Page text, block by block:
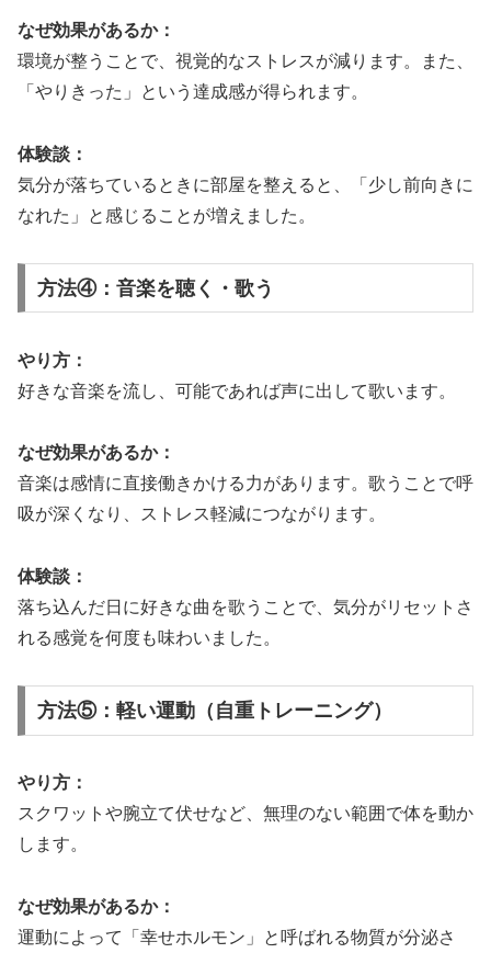
なぜ効果があるか：
環境が整うことで、視覚的なストレスが減ります。また、
「やりきった」という達成感が得られます。
体験談：
気分が落ちているときに部屋を整えると、「少し前向きに
なれた」と感じることが増えました。
方法④：音楽を聴く・歌う
やり方：
好きな音楽を流し、可能であれば声に出して歌います。
なぜ効果があるか：
音楽は感情に直接働きかける力があります。歌うことで呼
吸が深くなり、ストレス軽減につながります。
体験談：
落ち込んだ日に好きな曲を歌うことで、気分がリセットさ
れる感覚を何度も味わいました。
方法⑤：軽い運動（自重トレーニング）
やり方：
スクワットや腕立て伏せなど、無理のない範囲で体を動か
します。
なぜ効果があるか：
運動によって「幸せホルモン」と呼ばれる物質が分泌さ